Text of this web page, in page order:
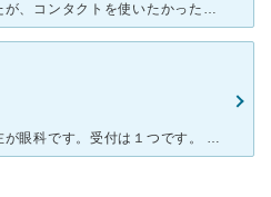
今まで眼鏡を使用していましたが、コンタクトを使いたかったので来院しました。 眼科と小児科がクリニックの左右でわかれているようで、待合室では小さい子の声も聞こえてきます。 平日の14時半頃に行きまし
入り口を入ると右が小児科、左が眼科です。受付は１つです。 小児科があるため、風邪をひいた子どもと親で駐車場は混んでいます。台数はそれなりに停めることはできますが、通路はそんな広い感じではないので